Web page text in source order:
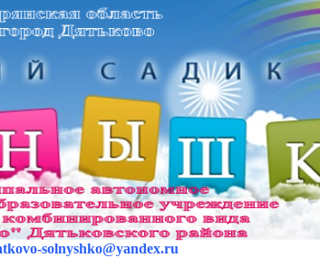
solnyshko@yandex.ru